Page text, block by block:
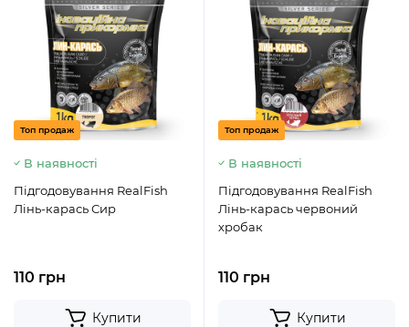
Топ продаж
В наявності
Підгодовування RealFish
Лінь-карась Сир
110 грн
Купити
Топ продаж
В наявності
Підгодовування RealFish
Лінь-карась червоний
хробак
110 грн
Купити